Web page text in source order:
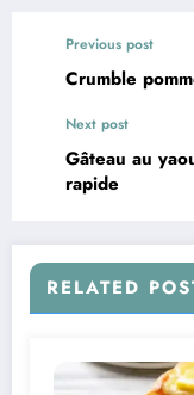
Previous post
Crumble
Next post
Gâteau au
rapide
RELATED